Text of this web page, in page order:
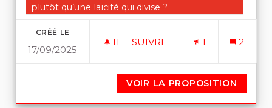
plutôt qu’une laïcité qui divise ?
CRÉÉ LE
17/09/2025
11 11 ABONNÉS
SUIVRE 1 2
VOIR LA PROPOSITION